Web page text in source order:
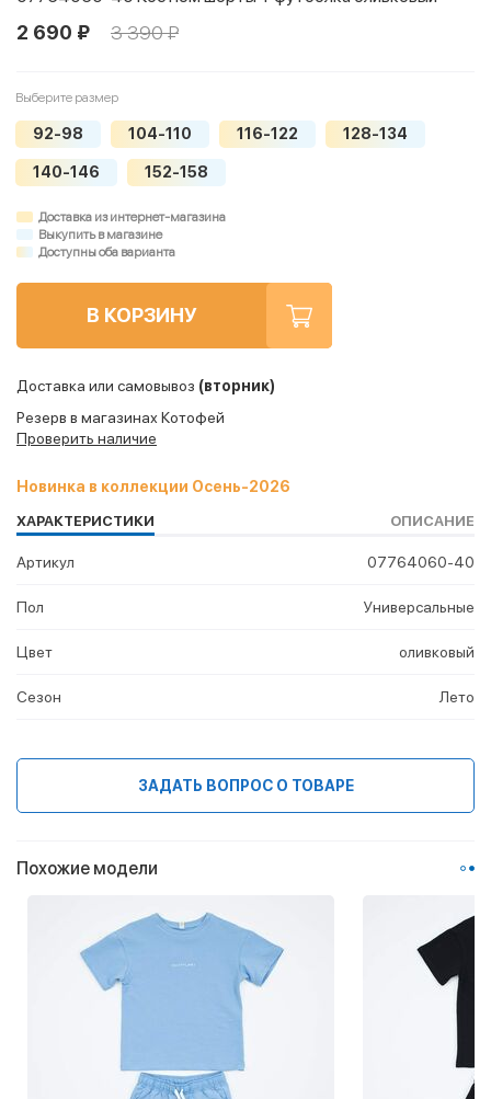
2 690 ₽ 3 390 ₽
Выберите размер
92-98 104-110 116-122 128-134
140-146 152-158
Доставка из интернет-магазина
Выкупить в магазине
Доступны оба варианта
В КОРЗИНУ
Доставка или самовывоз (вторник)
Резерв в магазинах Котофей
Проверить наличие
Новинка в коллекции Осень-2026
ХАРАКТЕРИСТИКИ ОПИСАНИЕ
Артикул 07764060-40
Пол Универсальные
Цвет оливковый
Сезон Лето
ЗАДАТЬ ВОПРОС О ТОВАРЕ
Похожие модели